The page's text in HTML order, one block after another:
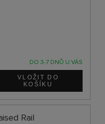
DO 3-7 DNŮ U VÁS
Rail